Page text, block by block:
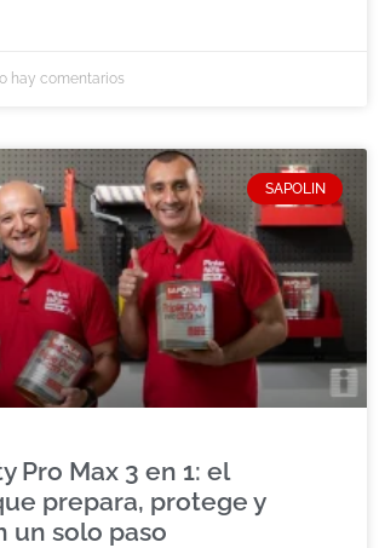
hay comentarios
SAPOLIN
Pro Max 3 en 1: el
prepara, protege y
un solo paso